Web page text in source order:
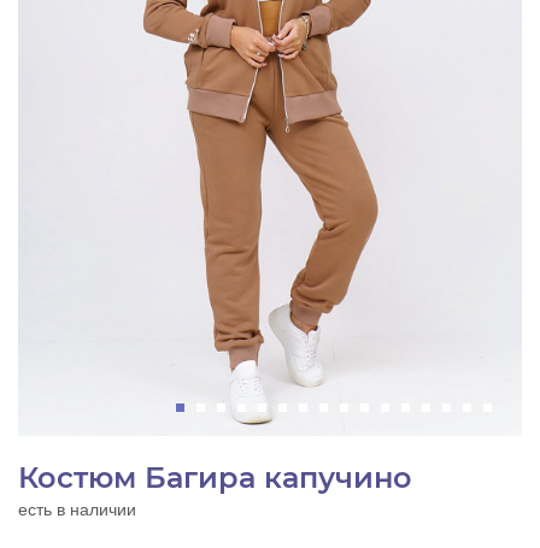
Костюм Багира капучино
есть в наличии